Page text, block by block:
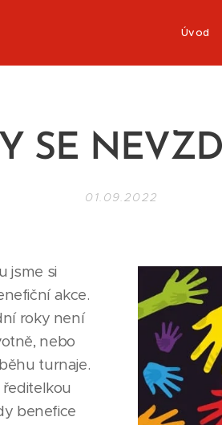
Úvod
SE
01.09.2022
jsme si
akce.
roky není
nebo
turnaje.
benefice